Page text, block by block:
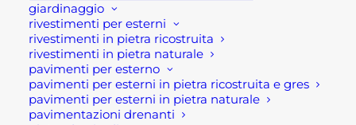
giardinaggio
rivestimenti per esterni
rivestimenti in pietra ricostruita
rivestimenti in pietra naturale
pavimenti per esterno
pavimenti per esterni in pietra ricostruita e gres
pavimenti per esterni in pietra naturale
pavimentazioni drenanti
vantaggi e svantaggi.
Ogni barbecue può cuocere diversi
alimenti, tra cui carni e ortaggi, ma con
risultati diversi. Infatti, gli aspetti che
bisogna considerare vanno oltre le